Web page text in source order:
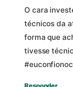
O cara
técnicos da
forma que
tivesse